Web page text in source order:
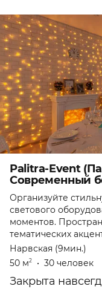
Palitra-Event
Современный
Организуйте
светового
моментов.
тематических
Нарвская (9мин.)
50 м2 • 30 человек
Закрыта